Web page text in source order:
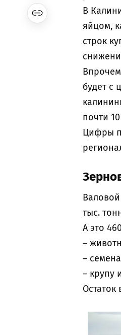
В
яйцом,
строк
будет с
почти
Цифры
тыс.
А это
–
–
– крупу